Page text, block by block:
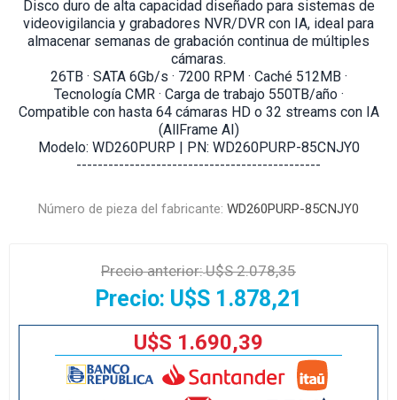
Disco duro de alta capacidad diseñado para sistemas de
videovigilancia y grabadores NVR/DVR con IA, ideal para
almacenar semanas de grabación continua de múltiples
cámaras.
26TB · SATA 6Gb/s · 7200 RPM · Caché 512MB ·
Tecnología CMR · Carga de trabajo 550TB/año ·
Compatible con hasta 64 cámaras HD o 32 streams con IA
(AllFrame AI)
Modelo: WD260PURP | PN: WD260PURP-85CNJY0
----------------------------------------------
Número de pieza del fabricante: WD260PURP-85CNJY0
Precio anterior:U$S 2.078,35
Precio: U$S 1.878,21
U$S 1.690,39